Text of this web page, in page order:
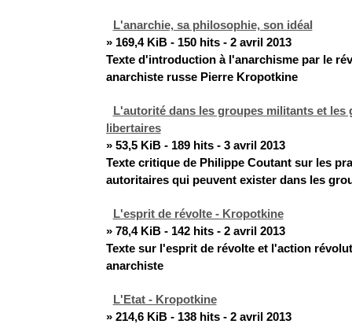
L'anarchie, sa philosophie, son idéal
» 169,4 KiB - 150 hits - 2 avril 2013
Texte d'introduction à l'anarchisme par le
anarchiste russe Pierre Kropotkine
L'autorité dans les groupes militants et les
libertaires
» 53,5 KiB - 189 hits - 3 avril 2013
Texte critique de Philippe Coutant sur les
autoritaires qui peuvent exister dans les
L'esprit de révolte - Kropotkine
» 78,4 KiB - 142 hits - 2 avril 2013
Texte sur l'esprit de révolte et l'action
anarchiste
L'Etat - Kropotkine
» 214,6 KiB - 138 hits - 2 avril 2013